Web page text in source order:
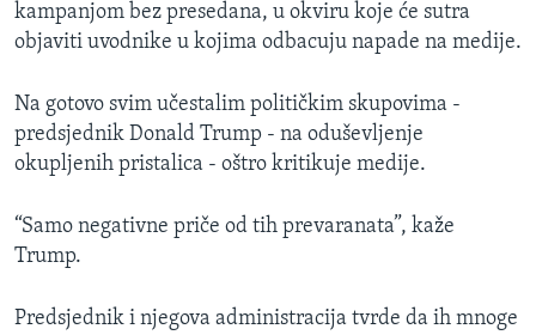
kampanjom bez presedana, u okviru koje će sutra
objaviti uvodnike u kojima odbacuju napade na medije.
Na gotovo svim učestalim političkim skupovima -
predsjednik Donald Trump - na oduševljenje
okupljenih pristalica - oštro kritikuje medije.
“Samo negativne priče od tih prevaranata”, kaže
Trump.
Predsjednik i njegova administracija tvrde da ih mnoge